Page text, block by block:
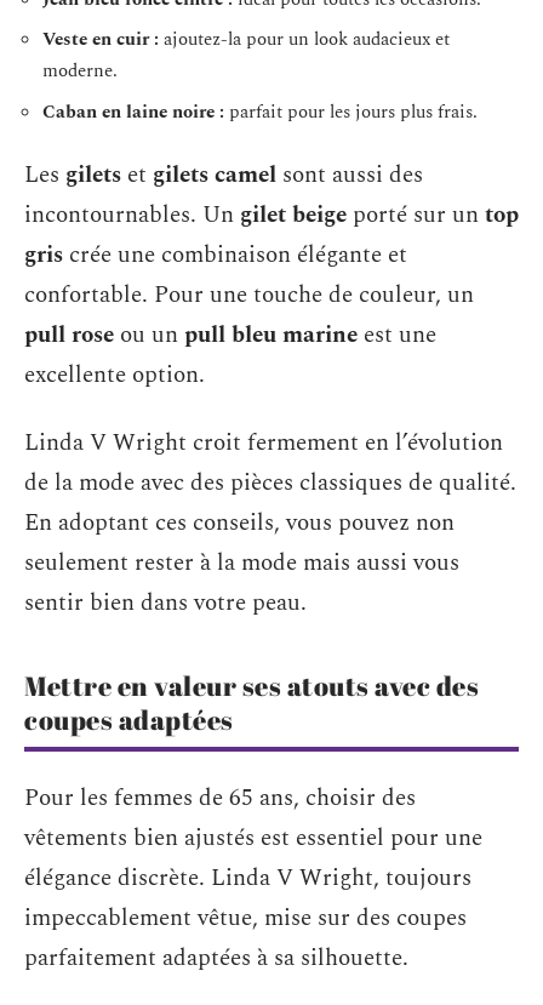
Veste en cuir : ajoutez-la pour un look audacieux et
moderne.
Caban en laine noire : parfait pour les jours plus frais.
Les gilets et gilets camel sont aussi des
incontournables. Un gilet beige porté sur untop
gris crée une combinaison élégante et
confortable. Pour une touche de couleur, un
pull rose ou unpull bleu marine est une
excellente option.
Linda V Wright croit fermement en l’évolution
de la mode avec des pièces classiques de qualité.
En adoptant ces conseils, vous pouvez non
seulement rester à la mode mais aussi vous
sentir bien dans votre peau.
Mettre en valeur ses atouts avec des
coupes adaptées
Pour les femmes de 65 ans, choisir des
vêtements bien ajustés est essentiel pour une
élégance discrète. Linda V Wright, toujours
impeccablement vêtue, mise sur des coupes
parfaitement adaptées à sa silhouette.